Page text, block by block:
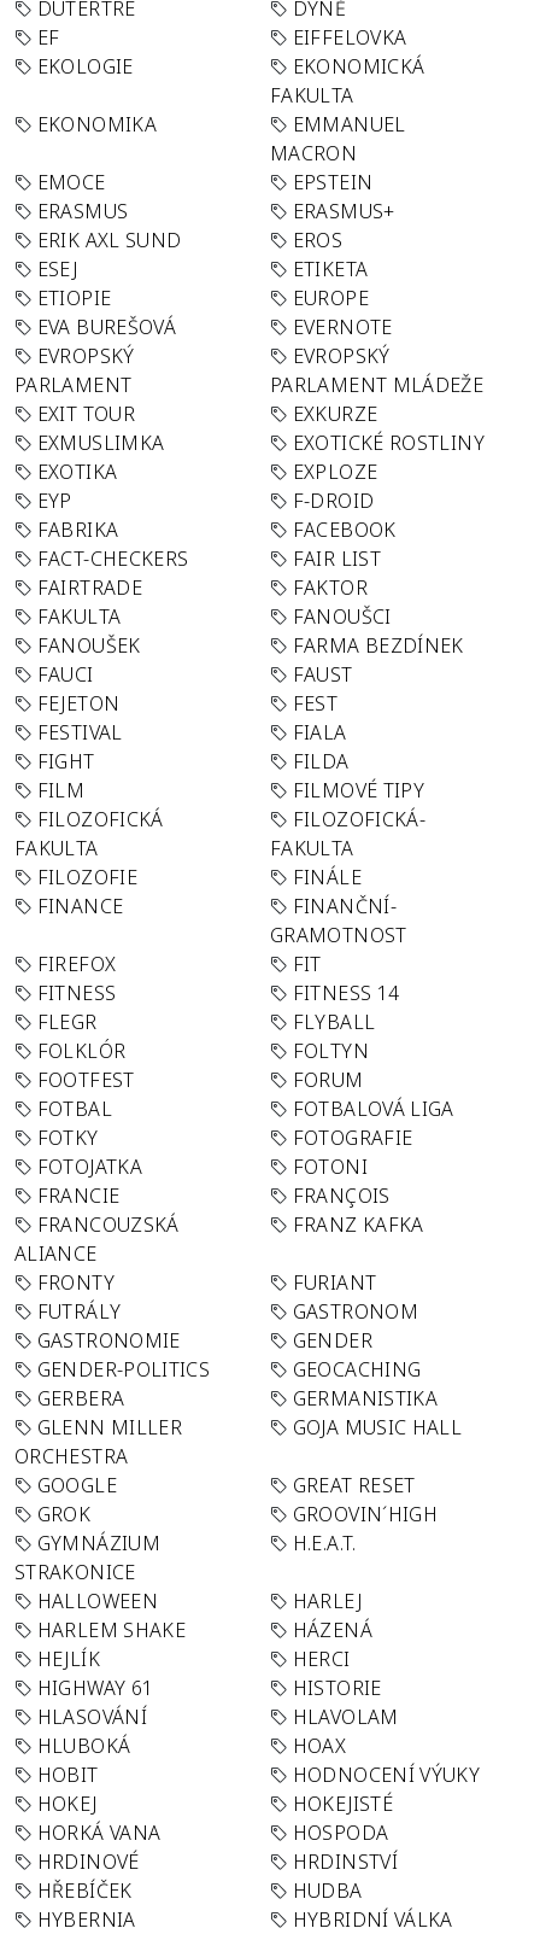
DUTERTRE
DÝNĚ
EF
EIFFELOVKA
EKOLOGIE
EKONOMICKÁ
FAKULTA
EKONOMIKA
EMMANUEL
MACRON
EMOCE
EPSTEIN
ERASMUS
ERASMUS+
ERIK AXL SUND
EROS
ESEJ
ETIKETA
ETIOPIE
EUROPE
EVA BUREŠOVÁ
EVERNOTE
EVROPSKÝ
PARLAMENT
EVROPSKÝ
PARLAMENT MLÁDEŽE
EXIT TOUR
EXKURZE
EXMUSLIMKA
EXOTICKÉ ROSTLINY
EXOTIKA
EXPLOZE
EYP
F-DROID
FABRIKA
FACEBOOK
FACT-CHECKERS
FAIR LIST
FAIRTRADE
FAKTOR
FAKULTA
FANOUŠCI
FANOUŠEK
FARMA BEZDÍNEK
FAUCI
FAUST
FEJETON
FEST
FESTIVAL
FIALA
FIGHT
FILDA
FILM
FILMOVÉ TIPY
FILOZOFICKÁ
FAKULTA
FILOZOFICKÁ-
FAKULTA
FILOZOFIE
FINÁLE
FINANCE
FINANČNÍ-
GRAMOTNOST
FIREFOX
FIT
FITNESS
FITNESS 14
FLEGR
FLYBALL
FOLKLÓR
FOLTYN
FOOTFEST
FORUM
FOTBAL
FOTBALOVÁ LIGA
FOTKY
FOTOGRAFIE
FOTOJATKA
FOTONI
FRANCIE
FRANÇOIS
FRANCOUZSKÁ
ALIANCE
FRANZ KAFKA
FRONTY
FURIANT
FUTRÁLY
GASTRONOM
GASTRONOMIE
GENDER
GENDER-POLITICS
GEOCACHING
GERBERA
GERMANISTIKA
GLENN MILLER
ORCHESTRA
GOJA MUSIC HALL
GOOGLE
GREAT RESET
GROK
GROOVIN´HIGH
GYMNÁZIUM
STRAKONICE
H.E.A.T.
HALLOWEEN
HARLEJ
HARLEM SHAKE
HÁZENÁ
HEJLÍK
HERCI
HIGHWAY 61
HISTORIE
HLASOVÁNÍ
HLAVOLAM
HLUBOKÁ
HOAX
HOBIT
HODNOCENÍ VÝUKY
HOKEJ
HOKEJISTÉ
HORKÁ VANA
HOSPODA
HRDINOVÉ
HRDINSTVÍ
HŘEBÍČEK
HUDBA
HYBERNIA
HYBRIDNÍ VÁLKA